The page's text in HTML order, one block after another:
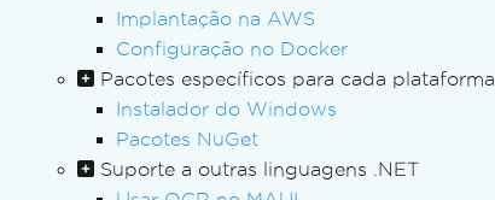
Implantação na AWS
Configuração no Docker
Pacotes específicos para cada plataforma
Instalador do Windows
Pacotes NuGet
Suporte a outras linguagens .NET